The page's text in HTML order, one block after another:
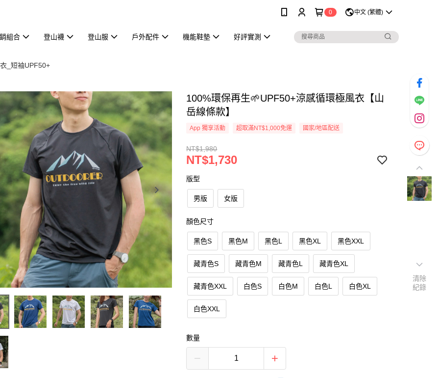
0 中文 (繁體)
組合 登山襪 登山服 戶外配件 機能鞋墊 好評實測
_短袖UPF50+
100%環保再生🌱UPF50+涼感循環極風衣【山
岳線條款】
App 獨享活動 超取滿NT$1,000免運 國家/地區配送
NT$1,980
NT$1,730
版型
男版 女版
顏色尺寸
黑色S 黑色M 黑色L 黑色XL 黑色XXL
藏青色S 藏青色M 藏青色L 藏青色XL
藏青色XXL 白色S 白色M 白色L 白色XL
白色XXL
數量
清除
紀錄